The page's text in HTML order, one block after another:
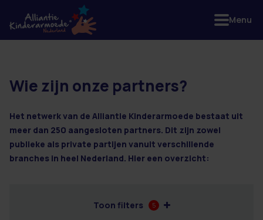
28 resultaten
Wie zijn onze partners?
Het netwerk van de Alliantie Kinderarmoede bestaat uit
meer dan 250 aangesloten partners. Dit zijn zowel
publieke als private partijen vanuit verschillende
branches in heel Nederland. Hier een overzicht:
Toon filters 5
Menu